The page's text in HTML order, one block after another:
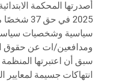
2025 في
سياسية وشخصيات
ومدافعين/ات عن حقوق
سبق أن اعتبرتها
انتهاكات جسيمة لمعايير